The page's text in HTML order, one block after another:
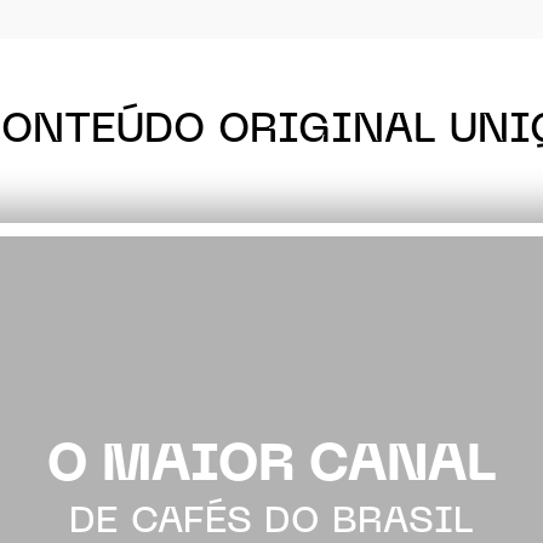
ORIGINAL
O MAIOR CANAL
DE CAFÉS DO BRASIL